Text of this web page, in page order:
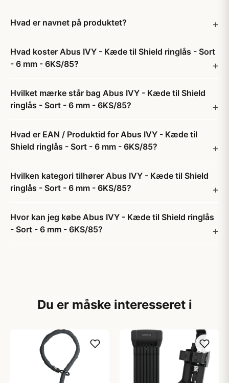
Hvad er navnet på produktet?
Hvad koster Abus IVY - Kæde til Shield ringlås - Sort
- 6 mm - 6KS/85?
Hvilket mærke står bag Abus IVY - Kæde til Shield
ringlås - Sort - 6 mm - 6KS/85?
Hvad er EAN / Produktid for Abus IVY - Kæde til
Shield ringlås - Sort - 6 mm - 6KS/85?
Hvilken kategori tilhører Abus IVY - Kæde til Shield
ringlås - Sort - 6 mm - 6KS/85?
Hvor kan jeg købe Abus IVY - Kæde til Shield ringlås
- Sort - 6 mm - 6KS/85?
Du er måske interesseret i